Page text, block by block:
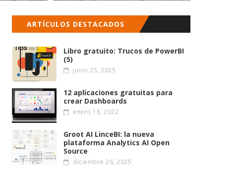
ARTÍCULOS DESTACADOS
Libro gratuito: Trucos de PowerBI
(5)
junio 25, 2025
12 aplicaciones gratuitas para
crear Dashboards
enero 18, 2022
Groot AI LinceBI: la nueva
plataforma Analytics AI Open
Source
diciembre 26, 2025